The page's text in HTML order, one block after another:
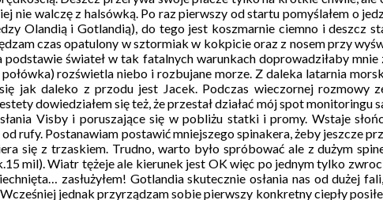
nie walczę z halsówką. Po raz pierwszy od startu pomyślałem o
Olandią i Gotlandią), do tego jest koszmarnie ciemno i deszcz
czas opatulony w sztormiak w kokpicie oraz z nosem przy
świateł w tak fatalnych warunkach doprowadziłaby mnie
rozświetla niebo i rozbujane morze. Z daleka latarnia
jak daleko z przodu jest Jacek. Podczas wieczornej rozmowy
dowiedziałem się też, że przestał działać mój spot
Visby i poruszające się w pobliżu statki i promy. Wstaje
rufy. Postanawiam postawić mniejszego spinakera, żeby jeszcze
się z trzaskiem. Trudno, warto było spróbować ale z dużym
mil). Wiatr tężeje ale kierunek jest OK więc po jednym tylko
zasłużyłem! Gotlandia skutecznie osłania nas od dużej
jednak przyrządzam sobie pierwszy konkretny ciepły